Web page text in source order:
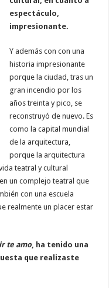
espectáculo,
impresionante.
Y además con con una
historia impresionante
porque la ciudad, tras un
gran incendio por los
años treinta y pico, se
reconstruyó de nuevo. Es
como la capital mundial
de la arquitectura,
porque la arquitectura
teatral y cultural
un complejo teatral que
con una escuela
realmente un placer estar
te amo, ha tenido una
que realizaste